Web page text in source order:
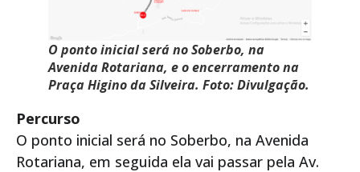
O ponto inicial será no Soberbo, na
Avenida Rotariana, e o encerramento na
Praça Higino da Silveira. Foto: Divulgação.
Percurso
O ponto inicial será no Soberbo, na Avenida
Rotariana, em seguida ela vai passar pela Av.